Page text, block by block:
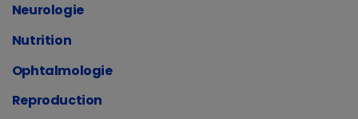
Neurologie
Nutrition
Ophtalmologie
Reproduction